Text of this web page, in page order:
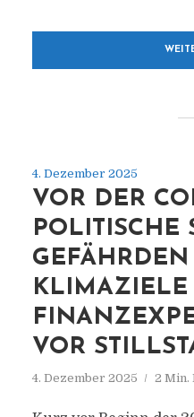
4. Dezember 2025
VOR DER
POLITISCHE
KLIMAZIELE
VOR
4. Dezember 2025 2 Min.